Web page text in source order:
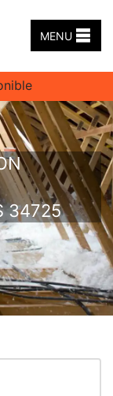
MENU
34725